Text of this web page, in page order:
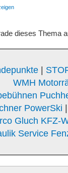
dieses Thema
|
WMH
PowerSki |
Gluch KFZ-
Service